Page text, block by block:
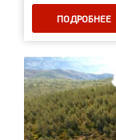
ПОДРОБНЕЕ